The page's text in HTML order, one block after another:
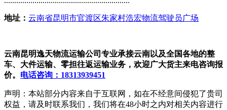
地址： 云南省昆明市官渡区朱家村浩宏物流驾驶员广场
云南昆明逸天物流运输公司专业承接云南以及全国各地的整
车、大件运输、零担往返运输业务，欢迎广大货主来电咨询报
价。 电话咨询：18313939451
声明：本站部分内容来自于互联网，如在不经意间侵犯了贵司
权益，请及时联系我们，我们将在48小时之内对相关内容进行